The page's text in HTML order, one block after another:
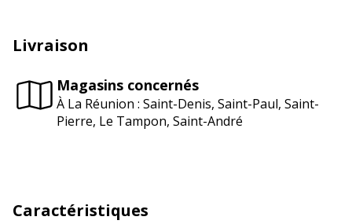
Livraison
Magasins concernés
À La Réunion : Saint-Denis, Saint-Paul, Saint-
Pierre, Le Tampon, Saint-André
Caractéristiques